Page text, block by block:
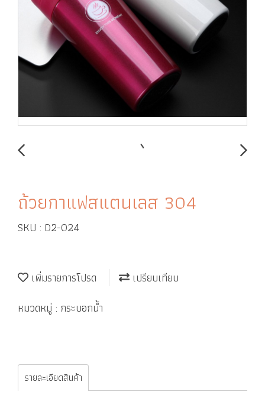
ถ้วยกาแฟสแตนเลส 304
SKU : D2-024
เพิ่มรายการโปรด
เปรียบเทียบ
หมวดหมู่ : กระบอกน้ำ
รายละเอียดสินค้า